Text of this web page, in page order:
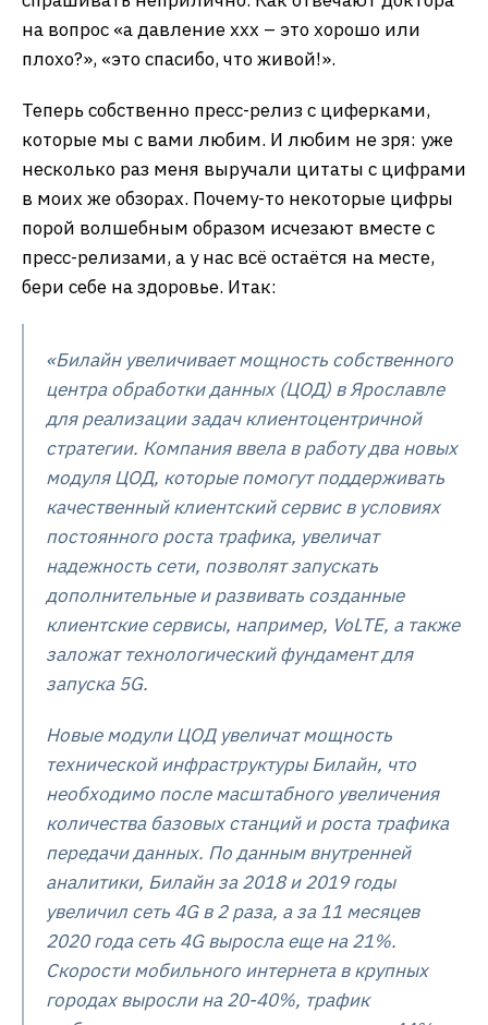
на вопрос «а давление ххх – это хорошо или
плохо?», «это спасибо, что живой!».
Теперь собственно пресс-релиз с циферками,
которые мы с вами любим. И любим не зря: уже
несколько раз меня выручали цитаты с цифрами
в моих же обзорах. Почему-то некоторые цифры
порой волшебным образом исчезают вместе с
пресс-релизами, а у нас всё остаётся на месте,
бери себе на здоровье. Итак:
«Билайн увеличивает мощность собственного
центра обработки данных (ЦОД) в Ярославле
для реализации задач клиентоцентричной
стратегии. Компания ввела в работу два новых
модуля ЦОД, которые помогут поддерживать
качественный клиентский сервис в условиях
постоянного роста трафика, увеличат
надежность сети, позволят запускать
дополнительные и развивать созданные
клиентские сервисы, например, VoLTE, а также
заложат технологический фундамент для
запуска 5G.
Новые модули ЦОД увеличат мощность
технической инфраструктуры Билайн, что
необходимо после масштабного увеличения
количества базовых станций и роста трафика
передачи данных. По данным внутренней
аналитики, Билайн за 2018 и 2019 годы
увеличил сеть 4G в 2 раза, а за 11 месяцев
2020 года сеть 4G выросла еще на 21%.
Скорости мобильного интернета в крупных
городах выросли на 20-40%, трафик